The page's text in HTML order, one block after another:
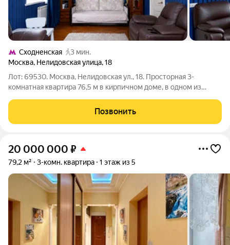
Сходненская
3 мин.
Москва, Нелидовская улица,18
Лот: 69530. Москва, Нелидовская ул., 18. Просторная 3-
комнатная квартира 76,5 м в кирпичном доме, в одном из
Тушино; 57 минут пешком до метро «Сходненская». Квартира
расположена на комфортном 3 этаже
Позвонить
20 000 000 ₽
79,2 м² 3-комн. квартира 1 этаж из 5